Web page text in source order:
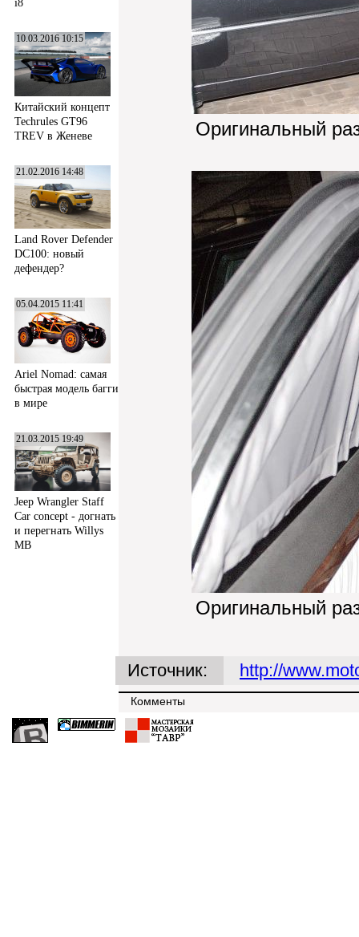
i8
10.03.2016 10:15
Китайский концепт
Techrules GT96
TREV в Женеве
21.02.2016 14:48
Land Rover Defender
DC100: новый
дефендер?
05.04.2015 11:41
Ariel Nomad: самая
быстрая модель багги
в мире
21.03.2015 19:49
Jeep Wrangler Staff
Car concept - догнать
и перегнать Willys
MB
Оригинальный
Оригинальный
Источник: http://
Комменты